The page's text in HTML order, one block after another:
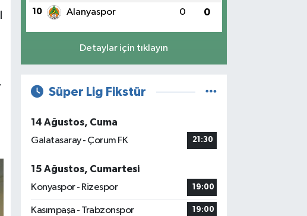
10 Alanyaspor 0 0
Detaylar için tıklayın
Süper Lig Fikstür
14 Ağustos, Cuma
Galatasaray - Çorum FK
21:30
15 Ağustos, Cumartesi
Konyaspor - Rizespor
19:00
Kasımpaşa - Trabzonspor 19:00